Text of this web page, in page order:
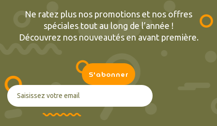
Ne ratez plus nos promotions et nos offres
spéciales tout au long de l’année !
Découvrez nos nouveautés en avant première.